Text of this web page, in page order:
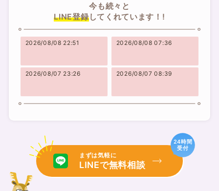
今も続々と
LINE登録してくれています！!
2026/08/08 22:51 2026/08/08 07:36
2026/08/07 23:26 2026/08/07 08:39
まずは気軽に
LINEで無料相談
24時間
受付